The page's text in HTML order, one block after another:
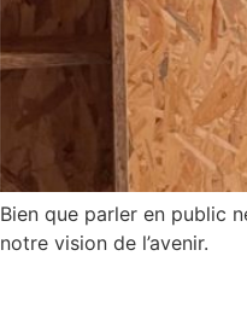
Bien que parler en public
notre vision de l’avenir.